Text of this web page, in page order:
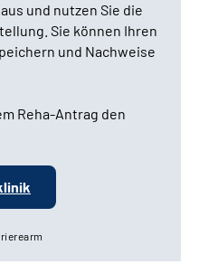
und nutzen Sie die
Sie können Ihren
und Nachweise
Reha-Antrag den